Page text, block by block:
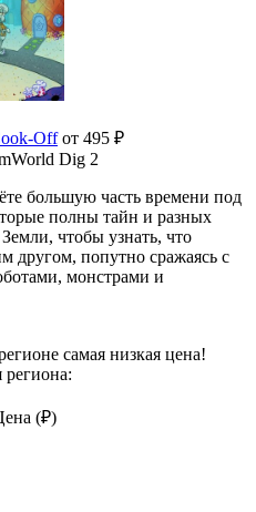
Offот 495 ₽
Dig 2
большую часть времени под
полны тайн и разных
чтобы узнать, что
попутно сражаясь с
монстрами и
самая низкая цена!
ена (₽)